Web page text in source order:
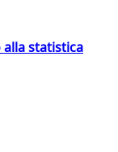
statistica